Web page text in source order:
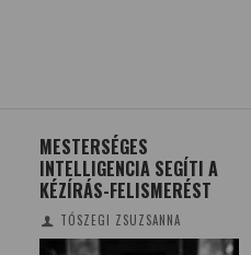
MESTERSÉGES
INTELLIGENCIA SEGÍTI A
KÉZÍRÁS-FELISMERÉST
TÓSZEGI ZSUZSANNA